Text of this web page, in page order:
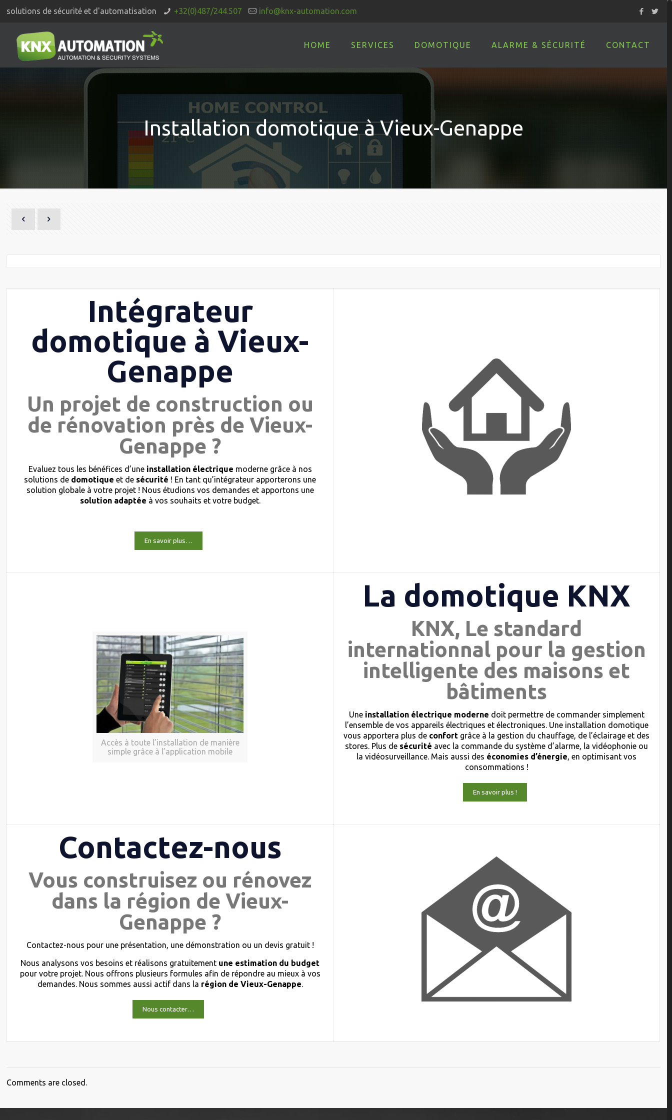
solutions de sécurité et d'automatisation +32(0)487/244.507 info@knx-automation.com
HOME SERVICES DOMOTIQUE ALARME & SÉCURITÉ CONTACT
Installation domotique à Vieux-Genappe
Intégrateur
domotique à Vieux-
Genappe
Un projet de construction ou
de rénovation près de Vieux-
Genappe ?
Evaluez tous les bénéfices d’uneinstallation électrique moderne grâce à nos
solutions de domotique et de sécurité ! En tant qu’intégrateur apporterons une
solution globale à votre projet ! Nous étudions vos demandes et apportons une
solution adaptée à vos souhaits et votre budget.
En savoir plus…
Accès à toute l’installation de manière
simple grâce à l’application mobile
La domotique KNX
KNX, Le standard
internationnal pour la gestion
intelligente des maisons et
bâtiments
Une installation électrique moderne doit permettre de commander simplement
l’ensemble de vos appareils électriques et électroniques. Une installation domotique
vous apportera plus de confort grâce à la gestion du chauffage, de l’éclairage et des
stores. Plus de sécurité avec la commande du système d’alarme, la vidéophonie ou
la vidéosurveillance. Mais aussi des économies d’énergie, en optimisant vos
consommations !
En savoir plus !
Contactez-nous
Vous construisez ou rénovez
dans la région de Vieux-
Genappe ?
Contactez-nous pour une présentation, une démonstration ou un devis gratuit !
Nous analysons vos besoins et réalisons gratuitement une estimation du budget
pour votre projet. Nous offrons plusieurs formules afin de répondre au mieux à vos
demandes. Nous sommes aussi actif dans la région de Vieux-Genappe.
Nous contacter…
Comments are closed.